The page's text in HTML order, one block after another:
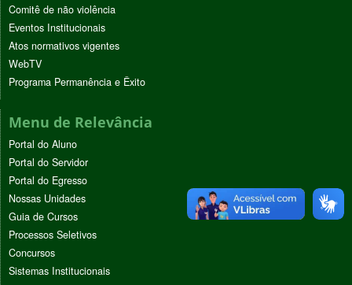
Comitê de não violência
Eventos Institucionais
Atos normativos vigentes
WebTV
Programa Permanência e Êxito
Menu de Relevância
Portal do Aluno
Portal do Servidor
Portal do Egresso
Nossas Unidades
Guia de Cursos
Processos Seletivos
Concursos
Sistemas Institucionais